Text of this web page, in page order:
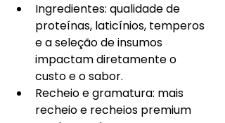
Ingredientes: qualidade de
proteínas, laticínios, temperos
e a seleção de insumos
impactam diretamente o
custo e o sabor.
Recheio e gramatura: mais
recheio e recheios premium